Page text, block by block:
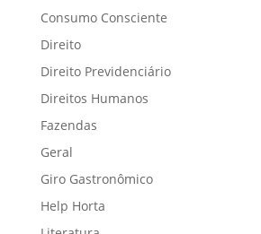
Consumo Consciente
Direito
Direito Previdenciário
Direitos Humanos
Fazendas
Geral
Giro Gastronômico
Help Horta